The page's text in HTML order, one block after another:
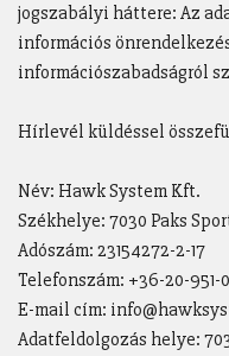
jogszabályi háttere: Az
információs
információszabadságról
Hírlevél küldéssel
Név: Hawk System Kft.
Székhelye: 7030 Paks
Adószám: 23154272-2-17
Telefonszám: +36-20-951-
E-mail cím:
Adatfeldolgozás helye: